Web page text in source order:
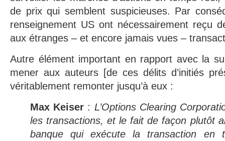
de prix qui semblent suspicieuses. Par
renseignement US ont nécessairement reçu
aux étranges – et encore jamais vues –
Autre élément important en rapport avec la
mener aux auteurs [de ces délits d’initiés
véritablement remonter jusqu’à eux :
Max Keiser : L’Options Clearing
les transactions, et le fait de façon plutôt
banque qui exécute la transaction en